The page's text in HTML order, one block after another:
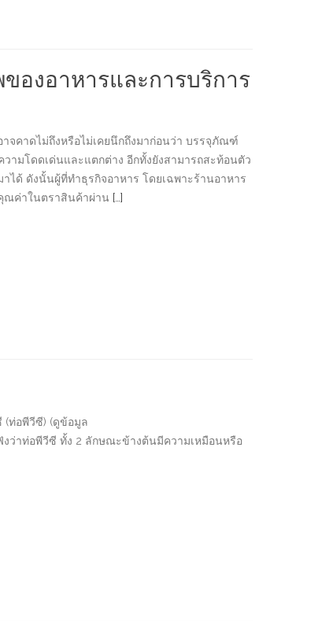
องอาหารและการบริการ
คาดไม่ถึงหรือไม่เคยนึกถึงมาก่อนว่า บรรจุภัณฑ์
มโดดเด่นและแตกต่าง อีกทั้งยังสามารถสะท้อนตัว
ได้ ดังนั้นผู้ที่ทำธุรกิจอาหาร โดยเฉพาะร้านอาหาร
ณค่าในตราสินค้าผ่าน […]
(ท่อพีวีซี) (ดูข้อมูล
ว่าท่อพีวีซี ทั้ง 2 ลักษณะข้างต้นมีความเหมือนหรือ